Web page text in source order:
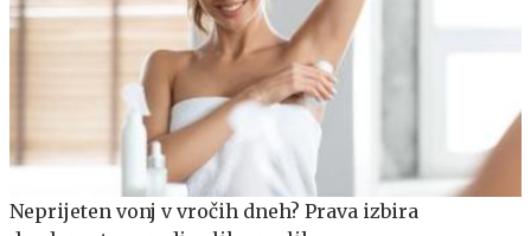
Neprijeten vonj v vročih dneh? Prava izbira